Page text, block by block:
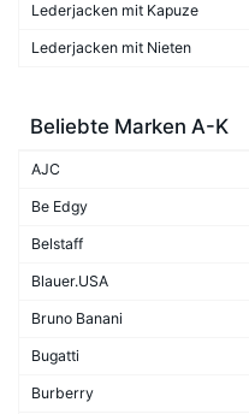
Lederjacken mit Kapuze
Lederjacken mit Nieten
Beliebte Marken A-K
AJC
Be Edgy
Belstaff
Blauer.USA
Bruno Banani
Bugatti
Burberry